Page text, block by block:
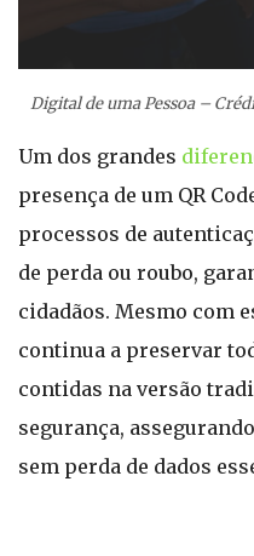
Digital de uma Pessoa –
Um dos grandes
presença de um QR
processos de
de perda ou roubo,
cidadãos. Mesmo com
continua a preservar
contidas na versão
segurança,
sem perda de dados